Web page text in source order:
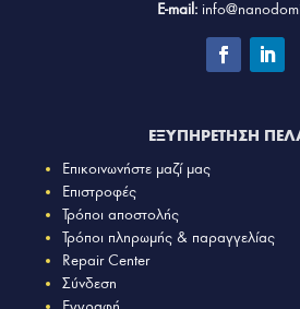
E-mail:
ΕΞΥΠΗΡΕΤΗΣΗ
Επικοινωνήστε μαζί μας
Επιστροφές
Τρόποι αποστολής
Τρόποι πληρωμής & παραγγελίας
Repair Center
Σύνδεση